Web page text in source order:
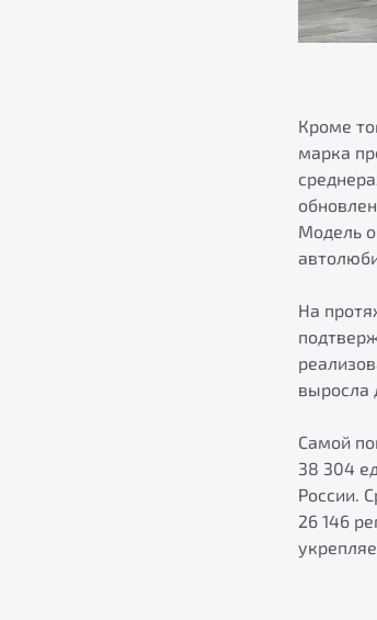
Кроме
марка
Модель
На
выросла
Самой
38 304
России.
26 146